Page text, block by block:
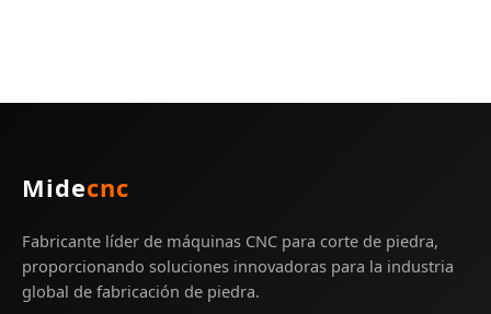
Midecnc
Fabricante líder de máquinas CNC para corte de piedra,
proporcionando soluciones innovadoras para la industria
global de fabricación de piedra.